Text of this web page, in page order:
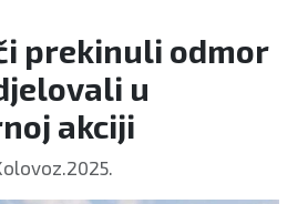
prekinuli odmor
u
akciji